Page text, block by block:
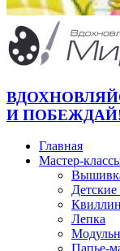
И
Главная
Мастер-
Детские
Лепка